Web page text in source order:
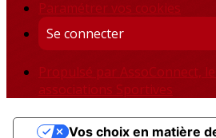
Paramétrer vos cookies
Se connecter
Propulsé par AssoConnect,
associations Sportives
Vos choix en matière